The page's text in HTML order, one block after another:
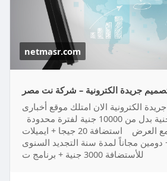
https://netmasr.com/product/
netmasr.com
الكترونية الان امتلك موقع أخبارى
متكامل فقط 7000 جنية بدل من 10000 جنية لفترة محدودة
لفترة محدودة هدية مع العرض استضافة 20 جيجا + ايميلات
مجاناً لمدة سنة التجديد السنوى
للأستضافة 3000 جنية + برنامج ت